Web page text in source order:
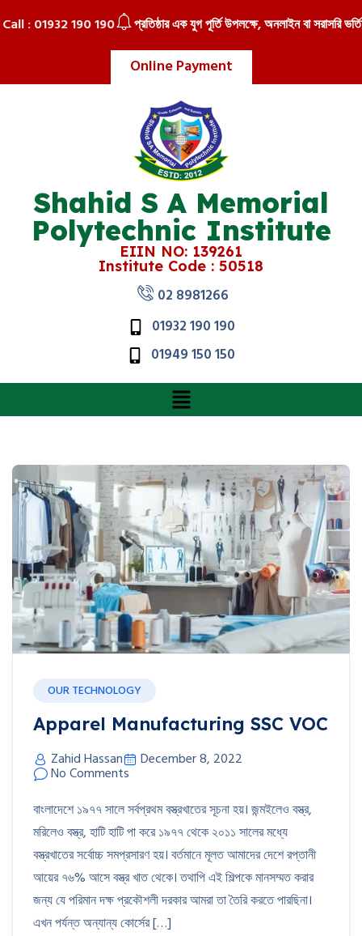
Online Payment
: 01932 190 190 প্রতিষ্ঠার এক যুগ পূর্তি উপলক্ষে, অনলাইন বা সরাসরি ভর্তি
Shahid S A Memorial
Polytechnic Institute
EIIN NO: 139261
Institute Code : 50518
02 8981266
01932 190 190
01949 150 150
OUR TECHNOLOGY
Apparel Manufacturing SSC VOC
Zahid Hassan December 8, 2022
No Comments
বাংলাদেশে ১৯৭৭ সালে সর্বপ্রথম বস্ত্রখাতের সূচনা হয়। জন্মইলেও বস্ত্র,
মরিলেও বস্ত্র, হাটি হাটি পা করে ১৯৭৭ থেকে ২০১১ সালের মধ্যে
বস্ত্রখাতের সর্বোচ্চ সমপ্রসারণ হয়। বর্তমানে মূলত আমাদের দেশে রপ্তানী
আয়ের ৭৬% আসে বস্ত্র খাত থেকে। তথাপি এই শিল্পকে মানসম্মত করার
জন্য যে পরিমান দক্ষ প্রকৌশলী দরকার আমরা তা তৈরি করতে পারছিনা।
এখন পর্যন্ত অন্যান্য কোর্সের […]